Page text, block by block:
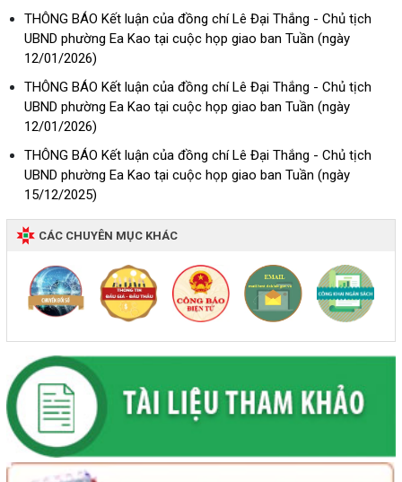
THÔNG BÁO Kết luận của đồng chí Lê Đại Thắng - Chủ tịch
UBND phường Ea Kao tại cuộc họp giao ban Tuần (ngày
12/01/2026)
THÔNG BÁO Kết luận của đồng chí Lê Đại Thắng - Chủ tịch
UBND phường Ea Kao tại cuộc họp giao ban Tuần (ngày
12/01/2026)
THÔNG BÁO Kết luận của đồng chí Lê Đại Thắng - Chủ tịch
UBND phường Ea Kao tại cuộc họp giao ban Tuần (ngày
15/12/2025)
CÁC CHUYÊN MỤC KHÁC